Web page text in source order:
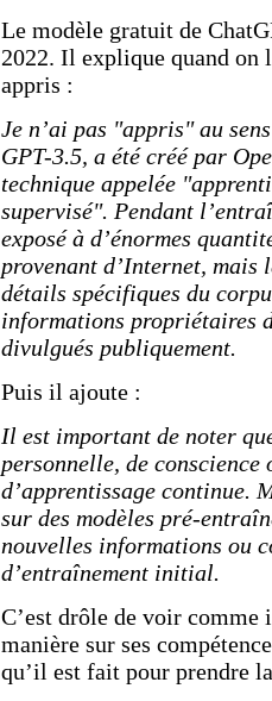
Le modèle gratuit de
2022. Il explique quand on
appris :
Je n’ai pas "appris" au
GPT-3.5, a été créé par
technique appelée
supervisé". Pendant
exposé à d’énormes
provenant d’Internet, mais
détails spécifiques du
informations propriétaires
divulgués publiquement.
Puis il ajoute :
Il est important de noter
personnelle, de conscience
d’apprentissage continue.
sur des modèles pré-
nouvelles informations ou
d’entraînement initial.
C’est drôle de voir comme
manière sur ses
qu’il est fait pour prendre